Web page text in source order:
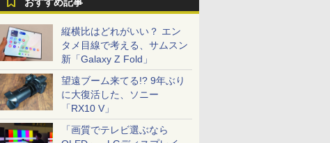
縦横比はどれがいい？ エン
タメ目線で考える、サムスン
新「Galaxy Z Fold」
望遠ブーム来てる!? 9年ぶり
に大復活した、ソニー
「RX10 V」
「画質でテレビ選ぶなら